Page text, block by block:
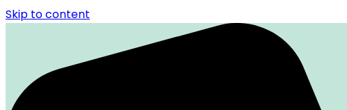
Skip to content